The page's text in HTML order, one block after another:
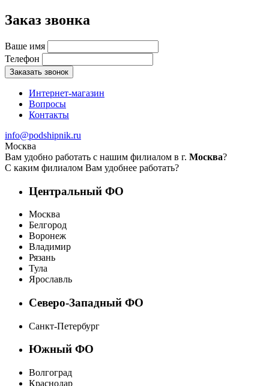
Заказ звонка
Ваше имя
Телефон
Заказать звонок
Интернет-магазин
Вопросы
Контакты
info@podshipnik.ru
Москва
Вам удобно работать с нашим филиалом в г. Москва?
С каким филиалом Вам удобнее работать?
Центральный ФО
Москва
Белгород
Воронеж
Владимир
Рязань
Тула
Ярославль
Северо-Западный ФО
Санкт-Петербург
Южный ФО
Волгоград
Краснодар